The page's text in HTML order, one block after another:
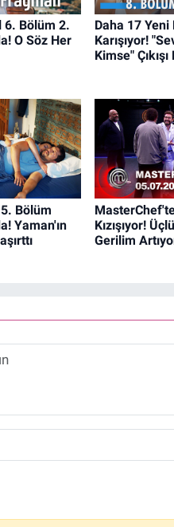
6. Bölüm 2.
O Söz Her
Daha 17 Yeni
Karışıyor!
Kimse"
Bölüm
Yaman'ın
Kızışıyor!
Gerilim